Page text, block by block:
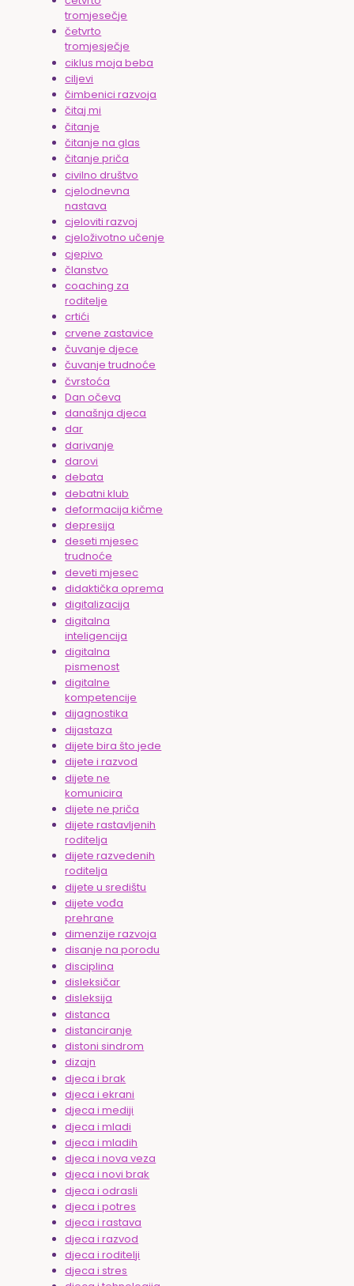
tromjesečje
četvrto
tromjesječje
ciklus moja beba
ciljevi
čimbenici razvoja
čitaj mi
čitanje
čitanje na glas
čitanje priča
civilno društvo
cjelodnevna
nastava
cjeloviti razvoj
cjeloživotno učenje
cjepivo
članstvo
coaching za
roditelje
crtići
crvene zastavice
čuvanje djece
čuvanje trudnoće
čvrstoća
Dan očeva
današnja djeca
dar
darivanje
darovi
debata
debatni klub
deformacija kičme
depresija
deseti mjesec
trudnoće
deveti mjesec
didaktička oprema
digitalizacija
digitalna
inteligencija
digitalna
pismenost
digitalne
kompetencije
dijagnostika
dijastaza
dijete bira što jede
dijete i razvod
dijete ne
komunicira
dijete ne priča
dijete rastavljenih
roditelja
dijete razvedenih
roditelja
dijete u središtu
dijete vođa
prehrane
dimenzije razvoja
disanje na porodu
disciplina
disleksičar
disleksija
distanca
distanciranje
distoni sindrom
dizajn
djeca i brak
djeca i ekrani
djeca i mediji
djeca i mladi
djeca i mladih
djeca i nova veza
djeca i novi brak
djeca i odrasli
djeca i potres
djeca i rastava
djeca i razvod
djeca i roditelji
djeca i stres